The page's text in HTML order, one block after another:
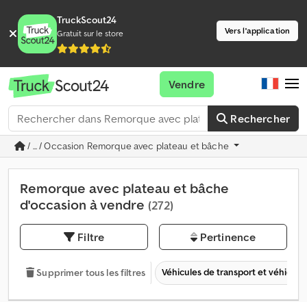
TruckScout24
Gratuit sur le store Vers l'application
Rechercher
Vendre
/ ... / Occasion Remorque avec plateau et bâche
Remorque avec plateau et bâche
d'occasion à vendre (272)
Filtre Pertinence
Supprimer tous les filtres Véhicules de transport et